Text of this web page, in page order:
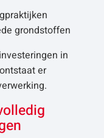
grondstoffen
in
er